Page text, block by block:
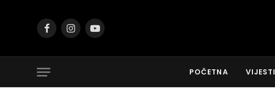
FacebookInstagramYouTube
POČETNA VIJESTI